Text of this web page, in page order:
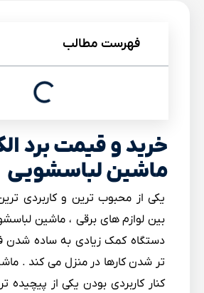
فهرست مطالب
خرید و قیمت برد
ماشین لباسشویی
یکی از محبوب ترین و کاربردی
بین لوازم های برقی ، ماشین
دستگاه کمک زیادی به ساده شدن
تر شدن کارها در منزل می کند .
کنار کاربردی بودن یکی از پیچیده